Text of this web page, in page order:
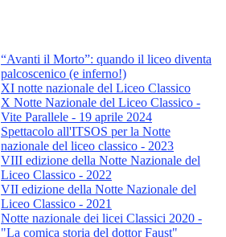
“Avanti il Morto”: quando il liceo diventa
palcoscenico (e inferno!)
XI notte nazionale del Liceo Classico
X Notte Nazionale del Liceo Classico -
Vite Parallele - 19 aprile 2024
Spettacolo all'ITSOS per la Notte
nazionale del liceo classico - 2023
VIII edizione della Notte Nazionale del
Liceo Classico - 2022
VII edizione della Notte Nazionale del
Liceo Classico - 2021
Notte nazionale dei licei Classici 2020 -
"La comica storia del dottor Faust"